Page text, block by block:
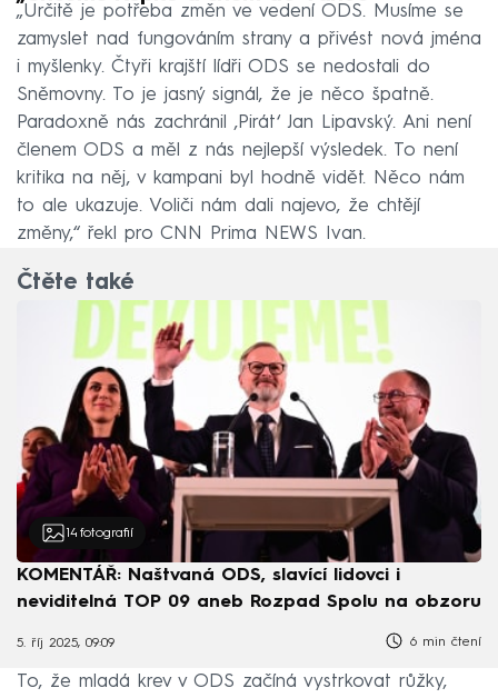
„Určitě je potřeba změn ve vedení ODS. Musíme se
zamyslet nad fungováním strany a přivést nová jména
i myšlenky. Čtyři krajští lídři ODS se nedostali do
Sněmovny. To je jasný signál, že je něco špatně.
Paradoxně nás zachránil ‚Pirát‘ Jan Lipavský. Ani není
členem ODS a měl z nás nejlepší výsledek. To není
kritika na něj, v kampani byl hodně vidět. Něco nám
to ale ukazuje. Voliči nám dali najevo, že chtějí
změny,“ řekl pro CNN Prima NEWS Ivan.
Čtěte také
14 fotografií
KOMENTÁŘ: Naštvaná ODS, slavící lidovci i
neviditelná TOP 09 aneb Rozpad Spolu na obzoru
5. říj 2025, 09:09 6 min čtení
To, že mladá krev v ODS začíná vystrkovat růžky,